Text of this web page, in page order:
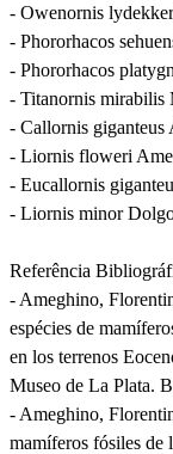
- Owenornis
- Phororhacos
- Phororhacos
- Titanornis mirabilis
- Callornis giganteus
- Liornis floweri
- Eucallornis
- Liornis minor
Referência
- Ameghino,
espécies de
en los terrenos
Museo de La Plata.
- Ameghino,
mamíferos fósiles de